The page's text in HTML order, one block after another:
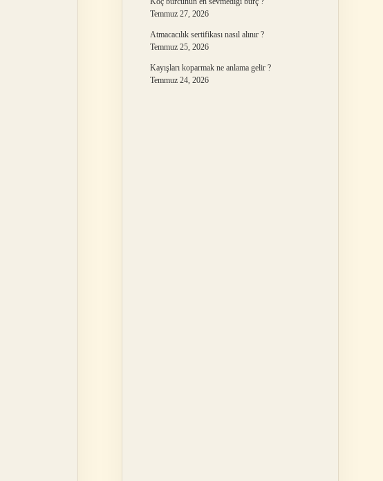
Temmuz 27, 2026
Atmacacılık sertifikası nasıl alınır ?
Temmuz 25, 2026
Kayışları koparmak ne anlama gelir ?
Temmuz 24, 2026